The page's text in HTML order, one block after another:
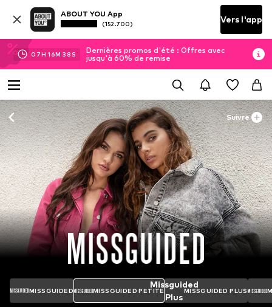
ABOUT YOU App
(152.700) Vers l'app
07H 16M 37 S
Dernières promos d'été : Offres avec
jusqu'à 60% de remise
Suivre
MISSGUIDED MISSGUIDED PETITE
Missguided
Plus
MISSGUIDED PLUS